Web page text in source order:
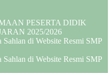
PESERTA DIDIK
2025/2026
Sahlan di Website Resmi SMP
Sahlan di Website Resmi SMP